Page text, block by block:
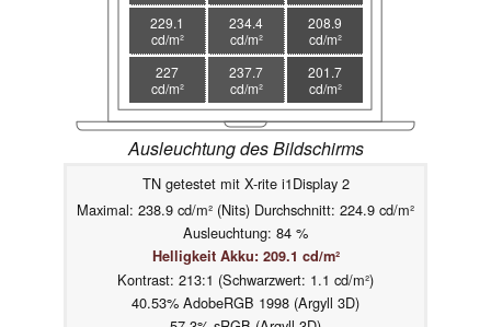
229.1
cd/m²
234.4
cd/m²
208.9
cd/m²
227
cd/m²
237.7
cd/m²
201.7
cd/m²
Ausleuchtung des Bildschirms
TN getestet mit X-rite i1Display 2
Maximal: 238.9 cd/m² (Nits) Durchschnitt: 224.9 cd/m²
Ausleuchtung: 84 %
Helligkeit Akku: 209.1 cd/m²
Kontrast: 213:1 (Schwarzwert: 1.1 cd/m²)
40.53% AdobeRGB 1998 (Argyll 3D)